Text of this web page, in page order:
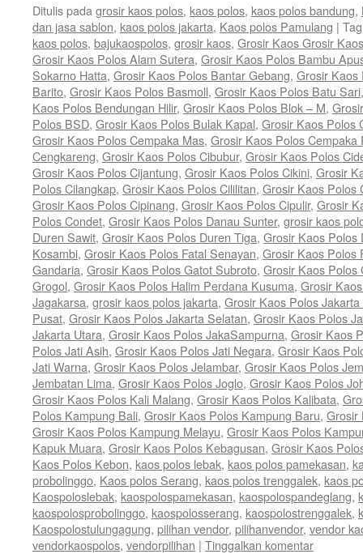
Ditulis pada grosir kaos polos, kaos polos, kaos polos bandung,
dan jasa sablon, kaos polos jakarta, Kaos polos Pamulang | Tag
kaos polos, bajukaospolos, grosir kaos, Grosir Kaos Grosir
Grosir Kaos Polos Alam Sutera, Grosir Kaos Polos Bambu
Sokarno Hatta, Grosir Kaos Polos Bantar Gebang, Grosir Kaos
Barito, Grosir Kaos Polos Basmoll, Grosir Kaos Polos Batu Sari
Kaos Polos Bendungan Hilir, Grosir Kaos Polos Blok – M,
Polos BSD, Grosir Kaos Polos Bulak Kapal, Grosir Kaos Polos
Grosir Kaos Polos Cempaka Mas, Grosir Kaos Polos Cempaka
Cengkareng, Grosir Kaos Polos Cibubur, Grosir Kaos Polos
Grosir Kaos Polos Cijantung, Grosir Kaos Polos Cikini, Grosir
Polos Cilangkap, Grosir Kaos Polos Cililitan, Grosir Kaos Polos
Grosir Kaos Polos Cipinang, Grosir Kaos Polos Cipulir, Grosir
Polos Condet, Grosir Kaos Polos Danau Sunter, grosir kaos
Duren Sawit, Grosir Kaos Polos Duren Tiga, Grosir Kaos Polos
Kosambi, Grosir Kaos Polos Fatal Senayan, Grosir Kaos Polos
Gandaria, Grosir Kaos Polos Gatot Subroto, Grosir Kaos Polos
Grogol, Grosir Kaos Polos Halim Perdana Kusuma, Grosir
Jagakarsa, grosir kaos polos jakarta, Grosir Kaos Polos
Pusat, Grosir Kaos Polos Jakarta Selatan, Grosir Kaos Polos
Jakarta Utara, Grosir Kaos Polos JakaSampurna, Grosir Kaos
Polos Jati Asih, Grosir Kaos Polos Jati Negara, Grosir Kaos
Jati Warna, Grosir Kaos Polos Jelambar, Grosir Kaos Polos
Jembatan Lima, Grosir Kaos Polos Joglo, Grosir Kaos Polos
Grosir Kaos Polos Kali Malang, Grosir Kaos Polos Kalibata,
Polos Kampung Bali, Grosir Kaos Polos Kampung Baru, Grosir
Grosir Kaos Polos Kampung Melayu, Grosir Kaos Polos
Kapuk Muara, Grosir Kaos Polos Kebagusan, Grosir Kaos
Kaos Polos Kebon, kaos polos lebak, kaos polos pamekasan,
probolinggo, Kaos polos Serang, kaos polos trenggalek, kaos
Kaospoloslebak, kaospolospamekasan, kaospolospandeglang,
kaospolosprobolinggo, kaospolosserang, kaospolostrenggalek,
Kaospolostulungagung, pilihan vendor, pilihanvendor, vendor
vendorkaospolos, vendorpilihan | Tinggalkan komentar